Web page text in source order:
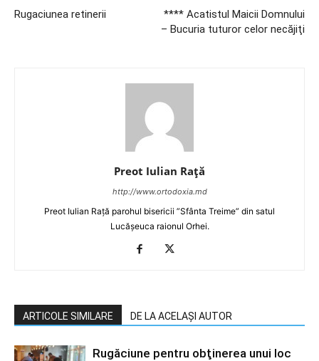
Rugaciunea retinerii
**** Acatistul Maicii Domnului
– Bucuria tuturor celor necăjiţi
Preot Iulian Raţă
http://www.ortodoxia.md
Preot Iulian Rață parohul bisericii ”Sfânta Treime” din satul
Lucășeuca raionul Orhei.
ARTICOLE SIMILARE DE LA ACELAȘI AUTOR
Rugăciune pentru obţinerea unui loc